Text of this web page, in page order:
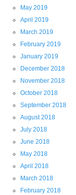
May 2019
April 2019
March 2019
February 2019
January 2019
December 2018
November 2018
October 2018
September 2018
August 2018
July 2018
June 2018
May 2018
April 2018
March 2018
February 2018